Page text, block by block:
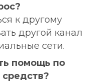
к другому
другой канал
сети.
помощь по